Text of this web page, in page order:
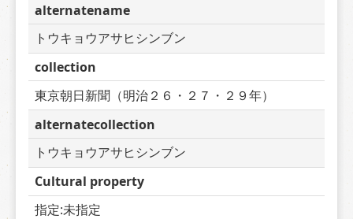
alternatename
トウキョウアサヒシンブン
collection
東京朝日新聞（明治２６・２７・２９年）
alternatecollection
トウキョウアサヒシンブン
Cultural property
指定:未指定